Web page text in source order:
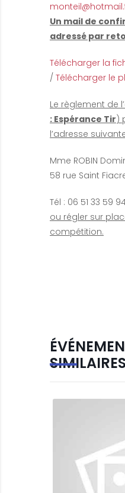
Un mail de
adressé par
Télécharger la
/ Télécharger le
Le règlement de
: Espérance Tir)
l’adresse
Mme ROBIN
58 rue Saint Fiacre
Tél : 06 51 33 59
ou régler sur
compétition.
SIMILAIRES